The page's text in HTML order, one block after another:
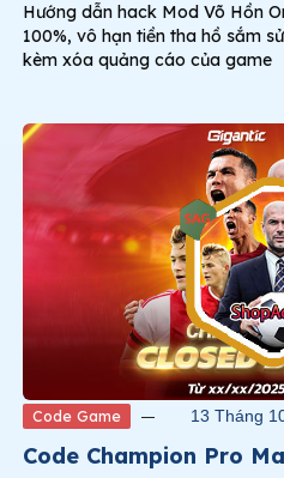
Hướng dẫn hack Mod Võ Hồn
100%, vô hạn tiền tha hồ sắm
kèm xóa quảng cáo của game
Code Game 13 Tháng
Code Champion Pro